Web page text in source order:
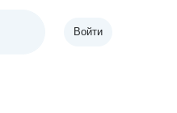
Войти